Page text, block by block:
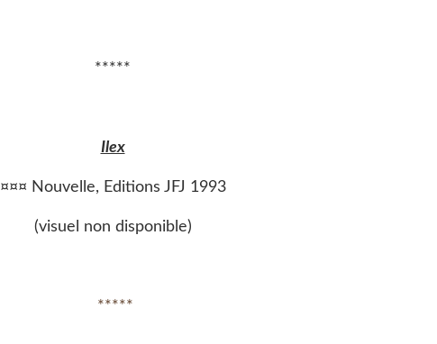
*****
Ilex
¤¤¤ Nouvelle, Editions JFJ 1993
(visuel non disponible)
*****